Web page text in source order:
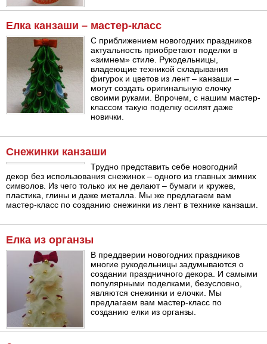
Елка канзаши – мастер-класс
С приближением новогодних праздников
актуальность приобретают поделки в
«зимнем» стиле. Рукодельницы,
владеющие техникой складывания
фигурок и цветов из лент – канзаши –
могут создать оригинальную елочку
своими руками. Впрочем, с нашим мастер-
классом такую поделку осилят даже
новички.
Снежинки канзаши
Трудно представить себе новогодний
декор без использования снежинок – одного из главных зимних
символов. Из чего только их не делают – бумаги и кружев,
пластика, глины и даже металла. Мы же предлагаем вам
мастер-класс по созданию снежинки из лент в технике канзаши.
Елка из органзы
В преддверии новогодних праздников
многие рукодельницы задумываются о
создании праздничного декора. И самыми
популярными поделками, безусловно,
являются снежинки и елочки. Мы
предлагаем вам мастер-класс по
созданию елки из органзы.